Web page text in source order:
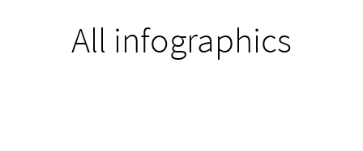
All infographics